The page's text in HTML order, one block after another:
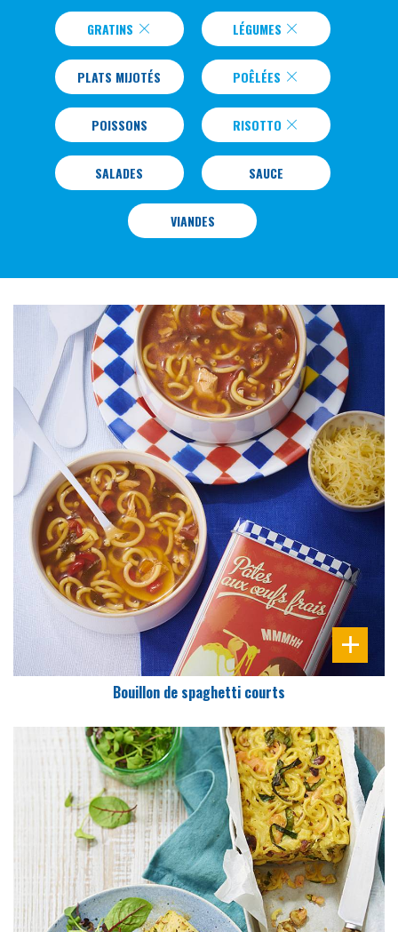
GRATINS LÉGUMES
PLATS MIJOTÉS POÊLÉES
POISSONS RISOTTO
SALADES SAUCE
VIANDES
DIFFICULTÉ
PRÉPARATION
10 Min
Bouillon de spaghetti courts
DIFFICULTÉ